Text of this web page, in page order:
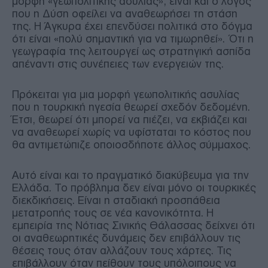
που η Δύση οφείλει να αναθεωρήσει τη στάση
της. Η Άγκυρα έχει επενδύσει πολιτικά στο δόγμα
ότι είναι «πολύ σημαντική για να τιμωρηθεί». Ότι η
γεωγραφία της λειτουργεί ως στρατηγική ασπίδα
απέναντι στις συνέπειες των ενεργειών της.
Πρόκειται για μια μορφή γεωπολιτικής ασυλίας
που η τουρκική ηγεσία θεωρεί σχεδόν δεδομένη.
Έτσι, θεωρεί ότι μπορεί να πιέζει, να εκβιάζει και
να αναθεωρεί χωρίς να υφίσταται το κόστος που
θα αντιμετώπιζε οποιοσδήποτε άλλος σύμμαχος.
Αυτό είναι και το πραγματικό διακύβευμα για την
Ελλάδα. Το πρόβλημα δεν είναι μόνο οι τουρκικές
διεκδικήσεις. Είναι η σταδιακή προσπάθεια
μετατροπής τους σε νέα κανονικότητα. Η
εμπειρία της Νότιας Σινικής Θάλασσας δείχνει ότι
οι αναθεωρητικές δυνάμεις δεν επιβάλλουν τις
θέσεις τους όταν αλλάζουν τους χάρτες. Τις
επιβάλλουν όταν πείθουν τους υπόλοιπους να